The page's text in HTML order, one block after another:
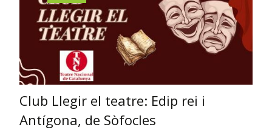
Club Llegir el teatre: Edip rei i
Antígona, de Sòfocles